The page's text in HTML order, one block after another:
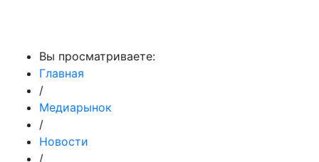
Вы просматриваете:
Главная
/
Медиарынок
/
Новости
/